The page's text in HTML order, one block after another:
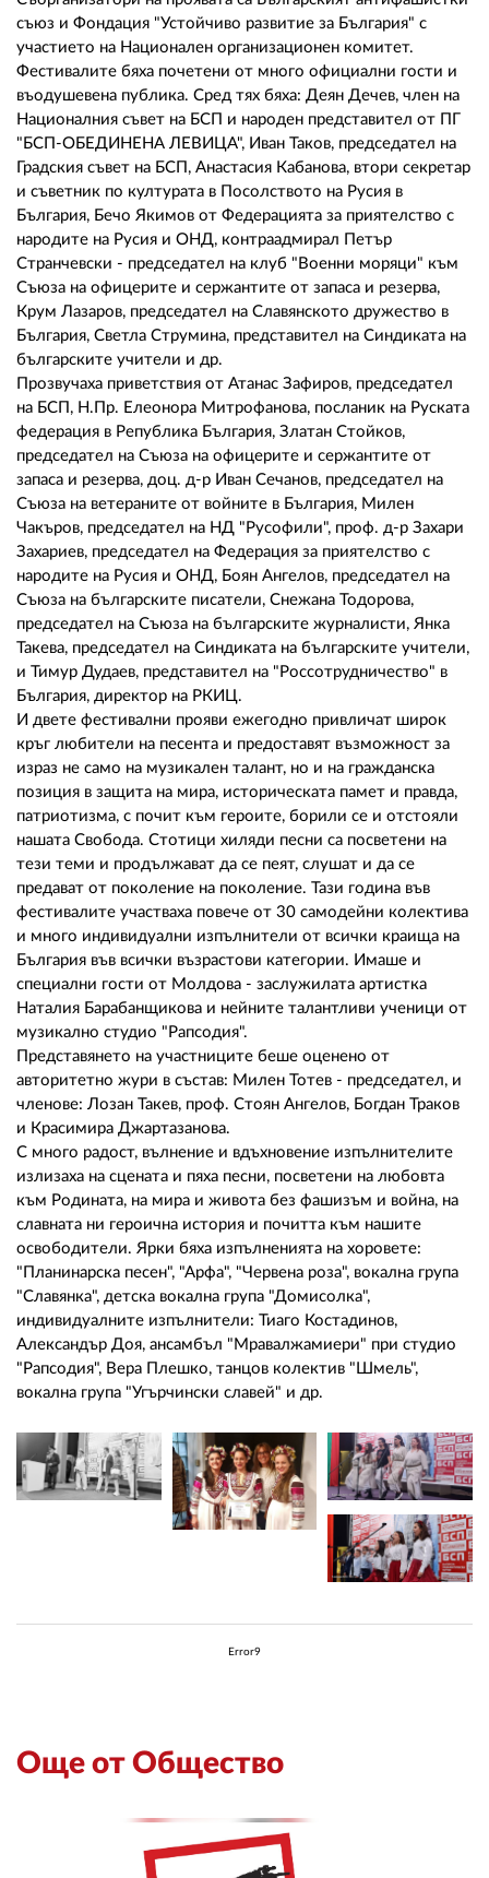
съюз и Фондация "Устойчиво развитие за България" с
участието на Национален организационен комитет.
Фестивалите бяха почетени от много официални гости и
въодушевена публика. Сред тях бяха: Деян Дечев, член на
Националния съвет на БСП и народен представител от ПГ
"БСП-ОБЕДИНЕНА ЛЕВИЦА", Иван Таков, председател на
Градския съвет на БСП, Анастасия Кабанова, втори секретар
и съветник по културата в Посолството на Русия в
България, Бечо Якимов от Федерацията за приятелство с
народите на Русия и ОНД, контраадмирал Петър
Странчевски - председател на клуб "Военни моряци" към
Съюза на офицерите и сержантите от запаса и резерва,
Крум Лазаров, председател на Славянското дружество в
България, Светла Струмина, представител на Синдиката на
българските учители и др.
Прозвучаха приветствия от Атанас Зафиров, председател
на БСП, Н.Пр. Елеонора Митрофанова, посланик на Руската
федерация в Република България, Златан Стойков,
председател на Съюза на офицерите и сержантите от
запаса и резерва, доц. д-р Иван Сечанов, председател на
Съюза на ветераните от войните в България, Милен
Чакъров, председател на НД "Русофили", проф. д-р Захари
Захариев, председател на Федерация за приятелство с
народите на Русия и ОНД, Боян Ангелов, председател на
Съюза на българските писатели, Снежана Тодорова,
председател на Съюза на българските журналисти, Янка
Такева, председател на Синдиката на българските учители,
и Тимур Дудаев, представител на "Россотрудничество" в
България, директор на РКИЦ.
И двете фестивални прояви ежегодно привличат широк
кръг любители на песента и предоставят възможност за
израз не само на музикален талант, но и на гражданска
позиция в защита на мира, историческата памет и правда,
патриотизма, с почит към героите, борили се и отстояли
нашата Свобода. Стотици хиляди песни са посветени на
тези теми и продължават да се пеят, слушат и да се
предават от поколение на поколение. Тази година във
фестивалите участваха повече от 30 самодейни колектива
и много индивидуални изпълнители от всички краища на
България във всички възрастови категории. Имаше и
специални гости от Молдова - заслужилата артистка
Наталия Барабанщикова и нейните талантливи ученици от
музикално студио "Рапсодия".
Представянето на участниците беше оценено от
авторитетно жури в състав: Милен Тотев - председател, и
членове: Лозан Такев, проф. Стоян Ангелов, Богдан Траков
и Красимира Джартазанова.
С много радост, вълнение и вдъхновение изпълнителите
излизаха на сцената и пяха песни, посветени на любовта
към Родината, на мира и живота без фашизъм и война, на
славната ни героична история и почитта към нашите
освободители. Ярки бяха изпълненията на хоровете:
"Планинарска песен", "Арфа", "Червена роза", вокална група
"Славянка", детска вокална група "Домисолка",
индивидуалните изпълнители: Тиаго Костадинов,
Александър Доя, ансамбъл "Мравалжамиери" при студио
"Рапсодия", Вера Плешко, танцов колектив "Шмель",
вокална група "Угърчински славей" и др.
Error9
Още от Общество